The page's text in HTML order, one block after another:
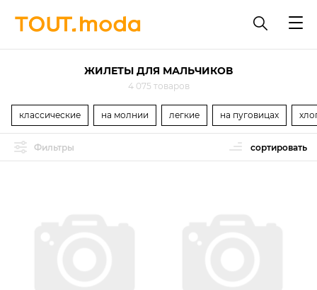
ЖИЛЕТЫ ДЛЯ МАЛЬЧИКОВ
4 075 товаров
классические на молнии легкие на пуговицах
Фильтры сортировать